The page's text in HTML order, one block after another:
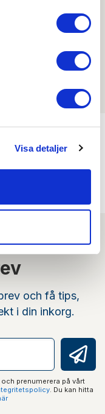
Visa detaljer
och få tips,
i din inkorg.
prenumerera på vårt
. Du kan hitta